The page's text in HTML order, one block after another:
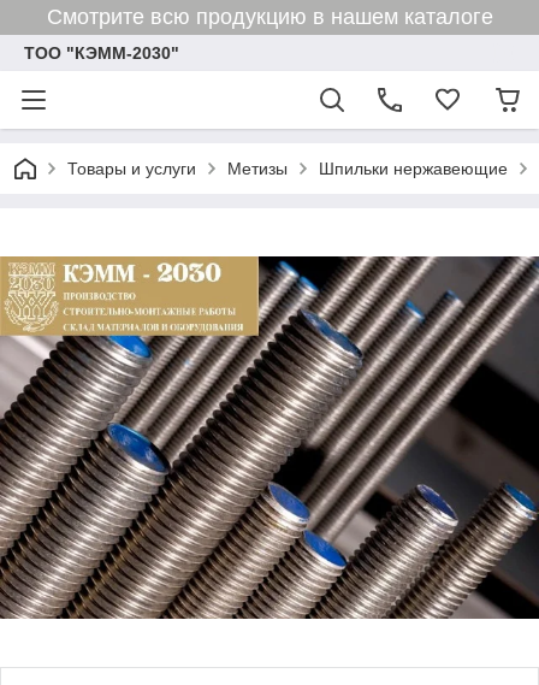
Смотрите всю продукцию в нашем каталоге
ТОО "КЭММ-2030"
Товары и услуги Метизы Шпильки нержавеющие